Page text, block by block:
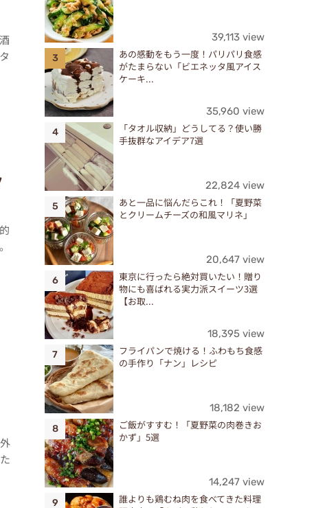
39,113 view
あの感動をもう一度！パリパリ食感
がたまらない「ビエネッタ風アイス
ケーキ...
35,960 view
「タオル収納」どうしてる？使い勝
手抜群なアイデア7選
22,824 view
あと一品に悩んだらこれ！「夏野菜
とクリームチーズの和風マリネ」
20,647 view
東京に行ったら絶対買いたい！贈り
物にも喜ばれる実力派スイーツ3選
【お取...
18,395 view
フライパンで焼ける！ふわもち食感
の手作り「ナン」レシピ
18,182 view
ご飯がすすむ！「夏野菜の肉巻きお
かず」5選
14,247 view
誰よりも鶏むね肉を食べてきた料理